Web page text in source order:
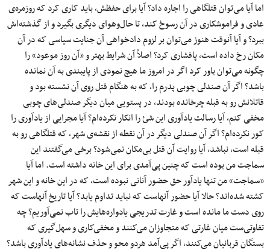
اما آیا می‌توان قتلگاهی را اجاره داد؟ آیا برای حفظش، باید کاری کرد که روزمره‌ی
عادی و فراموشکاری در آن رسوخ کند، تا حال‌وهوای دیگری بگیرد و از گذشته‌اش
ببرد؟ و آیا آنوقت هنوز می‌توان بر لزوم دادخواهی آن جنایت سیاسی که در آن
مکان رخ داده است، پافشاری کرد؟ اصلاً آن شرایط بهتر و «آن روز موعود» را
چگونه می‌توان باور کرد اگر در امروز ما هیچ نمودی از پایبندی به آن نمانده
باشد؟ اگر آن صندلی چوبی پدرم را، که به هنگام قتل روی آن نشسته بود و
قاتلانش رو به قبله چرخانده‌ بودند، در پستویی میان دیگر صندلی‌های چوبی
مخفی کنم، آیا رسالت یادآوری این شئ را انکار نکرده‌ام؟ آیا مجرایی از یادآوری را
کور نکرده‌ام؟ اگر آن صندلی دیگر در آن نقطه از نقشه‌ی شهر، که قتلگاهی رو به
قبله است، نباشد، آیا روایت آن قتل بی‌مکان نمی‌شود؟ برخی می‌گفتند این
سماجت من بوده است که چنین پی‌آمدی برای این خانه داشته است. اما آیا
«سماجت» من تنها یادآور حق حضور آنانی نبوده است، که در این خانه و این شهر
کشته شده‌اند؟ حالا آیا حضور آنهاست که نباید تداوم یابد؟ آیا تاریخ آنهاست که
روی دست ما مانده است و غارت تدریجی یادواره‌هایش را تاب نمی‌آوریم؟ چه
تفاوتی‌ست میان غارتی که متجاوزان می‌کنند و مخفی‌کاری و سهل‌گیری که
بستگان قربانیان می‌کنند، اگر پی‌آمد هردو محو و حذف نشانه‌های یادآوری باشد؟